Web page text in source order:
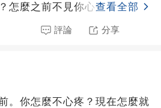
怎麼之前不見你心疼你媽呢？
查看全部
評論 分享
。你怎麼不心疼？現在怎麼就